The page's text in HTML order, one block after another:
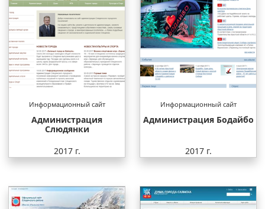
Информационный сайт
Администрация
Слюдянки
2017 г.
Информационный сайт
Администрация Бодайбо
2017 г.